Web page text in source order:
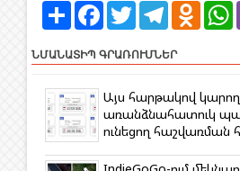
S
r
e
F
e
b
o
k
T
t
t
r
T
e
g
a
m
O
k
a
s
s
n
i
k
s
p
p
ՆՄԱՆԱՏԻՊ ԳՐԱՌՈՒՄՆԵՐ
Այս հարթակով կարող
առանձնահատուկ
ունեցող հաշվառման